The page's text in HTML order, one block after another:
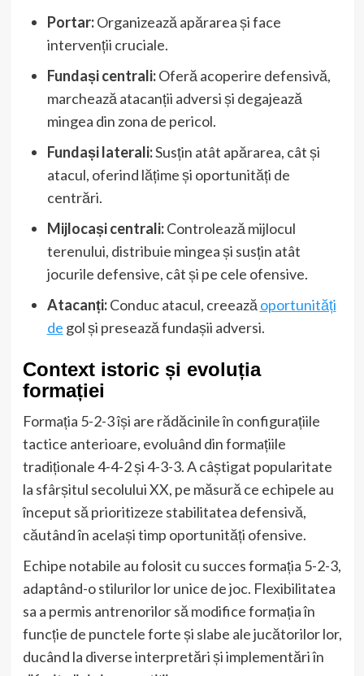
Portar:Organizează apărarea și face
intervenții cruciale.
Fundași centrali:Oferă acoperire defensivă,
marchează atacanții adversi și degajează
mingea din zona de pericol.
Fundași laterali:Susțin atât apărarea, cât și
atacul, oferind lățime și oportunități de
centrări.
Mijlocași centrali:Controlează mijlocul
terenului, distribuie mingea și susțin atât
jocurile defensive, cât și pe cele ofensive.
Atacanți:Conduc atacul, creează oportunități
de gol și presează fundașii adversi.
Context istoric și evoluția
formației
Formația 5-2-3 își are rădăcinile în configurațiile
tactice anterioare, evoluând din formațiile
tradiționale 4-4-2 și 4-3-3. A câștigat popularitate
la sfârșitul secolului XX, pe măsură ce echipele au
început să prioritizeze stabilitatea defensivă,
căutând în același timp oportunități ofensive.
Echipe notabile au folosit cu succes formația 5-2-3,
adaptând-o stilurilor lor unice de joc. Flexibilitatea
sa a permis antrenorilor să modifice formația în
funcție de punctele forte și slabe ale jucătorilor lor,
ducând la diverse interpretări și implementări în